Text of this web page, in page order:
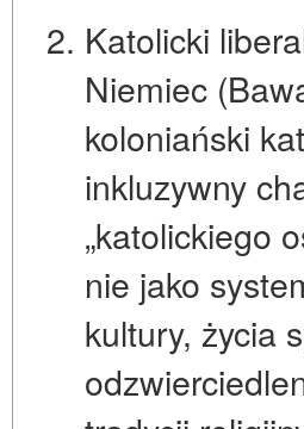
Katolicki
Niemiec
koloniański
inkluzywny
„katolickiego
nie jako
kultury, życia